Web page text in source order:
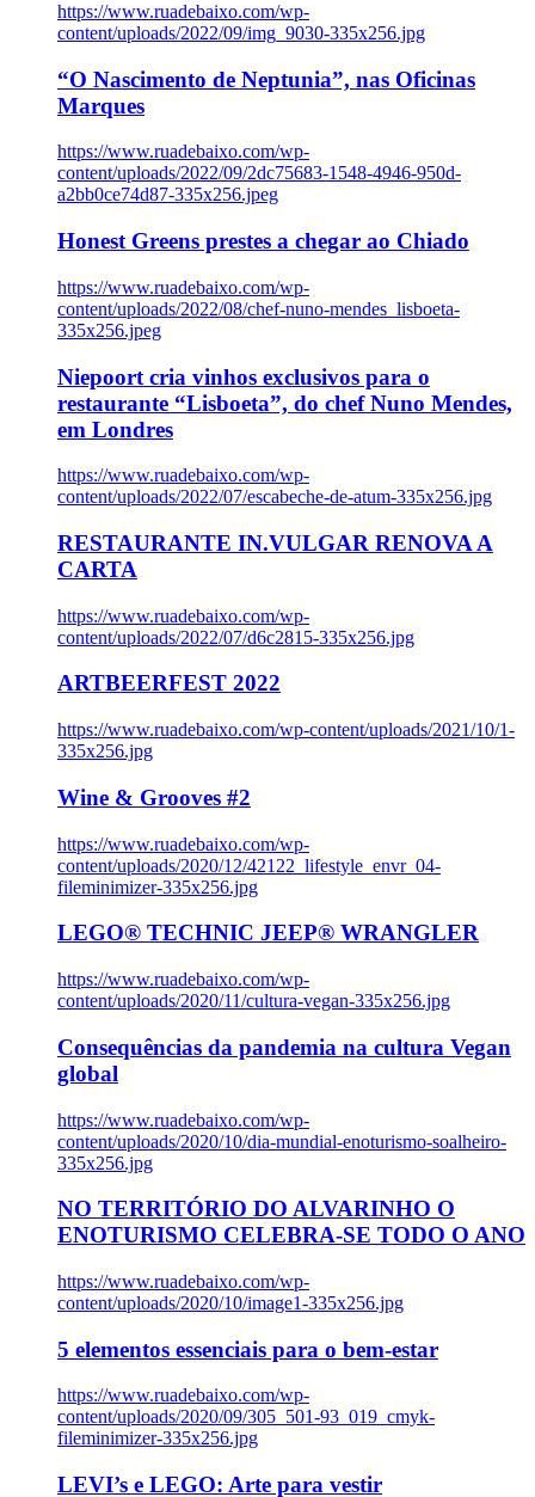
https://www.ruadebaixo.com/wp-
content/uploads/2022/09/img_9030-335x256.jpg
“O Nascimento de Neptunia”, nas Oficinas
Marques
https://www.ruadebaixo.com/wp-
content/uploads/2022/09/2dc75683-1548-4946-950d-
a2bb0ce74d87-335x256.jpeg
Honest Greens prestes a chegar ao Chiado
https://www.ruadebaixo.com/wp-
content/uploads/2022/08/chef-nuno-mendes_lisboeta-
335x256.jpeg
Niepoort cria vinhos exclusivos para o
restaurante “Lisboeta”, do chef Nuno Mendes,
em Londres
https://www.ruadebaixo.com/wp-
content/uploads/2022/07/escabeche-de-atum-335x256.jpg
RESTAURANTE IN.VULGAR RENOVA A
CARTA
https://www.ruadebaixo.com/wp-
content/uploads/2022/07/d6c2815-335x256.jpg
ARTBEERFEST 2022
https://www.ruadebaixo.com/wp-content/uploads/2021/10/1-
335x256.jpg
Wine & Grooves #2
https://www.ruadebaixo.com/wp-
content/uploads/2020/12/42122_lifestyle_envr_04-
fileminimizer-335x256.jpg
LEGO® TECHNIC JEEP® WRANGLER
https://www.ruadebaixo.com/wp-
content/uploads/2020/11/cultura-vegan-335x256.jpg
Consequências da pandemia na cultura Vegan
global
https://www.ruadebaixo.com/wp-
content/uploads/2020/10/dia-mundial-enoturismo-soalheiro-
335x256.jpg
NO TERRITÓRIO DO ALVARINHO O
ENOTURISMO CELEBRA-SE TODO O ANO
https://www.ruadebaixo.com/wp-
content/uploads/2020/10/image1-335x256.jpg
5 elementos essenciais para o bem-estar
https://www.ruadebaixo.com/wp-
content/uploads/2020/09/305_501-93_019_cmyk-
fileminimizer-335x256.jpg
LEVI’s e LEGO: Arte para vestir